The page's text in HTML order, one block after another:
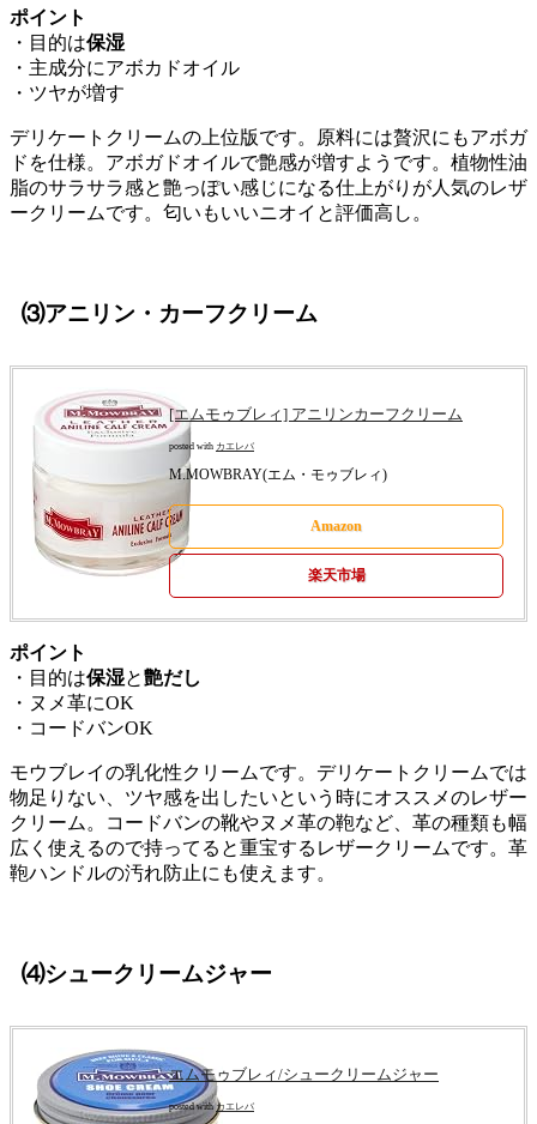
ポイント
・目的は保湿
・主成分にアボカドオイル
・ツヤが増す
デリケートクリームの上位版です。原料には贅沢にもアボガ
ドを仕様。アボガドオイルで艶感が増すようです。植物性油
脂のサラサラ感と艶っぽい感じになる仕上がりが人気のレザ
ークリームです。匂いもいいニオイと評価高し。
⑶アニリン・カーフクリーム
[エムモゥブレィ] アニリンカーフクリーム
posted with カエレバ
M.MOWBRAY(エム・モゥブレィ)
Amazon
楽天市場
ポイント
・目的は保湿と艶だし
・ヌメ革にOK
・コードバンOK
モウブレイの乳化性クリームです。デリケートクリームでは
物足りない、ツヤ感を出したいという時にオススメのレザー
クリーム。コードバンの靴やヌメ革の鞄など、革の種類も幅
広く使えるので持ってると重宝するレザークリームです。革
鞄ハンドルの汚れ防止にも使えます。
⑷シュークリームジャー
エムモゥブレィ/シュークリームジャー
posted with カエレバ